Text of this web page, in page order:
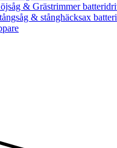
& Grästrimmer
& stånghäcksax